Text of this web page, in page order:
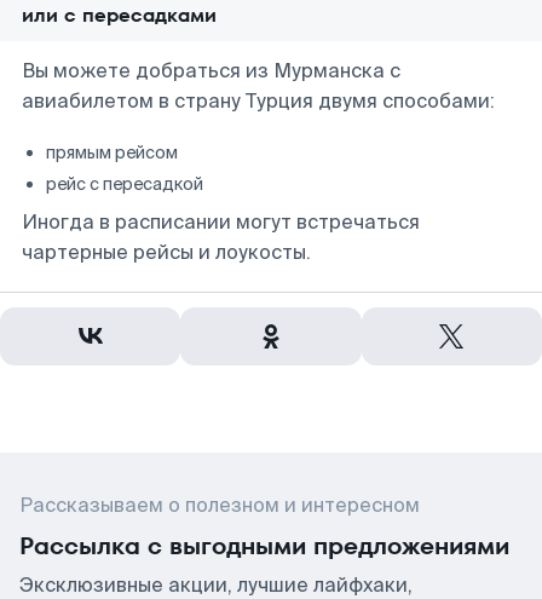
или с пересадками
Вы можете добраться из Мурманска с
авиабилетом в страну Турция двумя способами:
прямым рейсом
рейс с пересадкой
Иногда в расписании могут встречаться
чартерные рейсы и лоукосты.
Рассказываем о полезном и интересном
Рассылка с выгодными предложениями
Эксклюзивные акции, лучшие лайфхаки,